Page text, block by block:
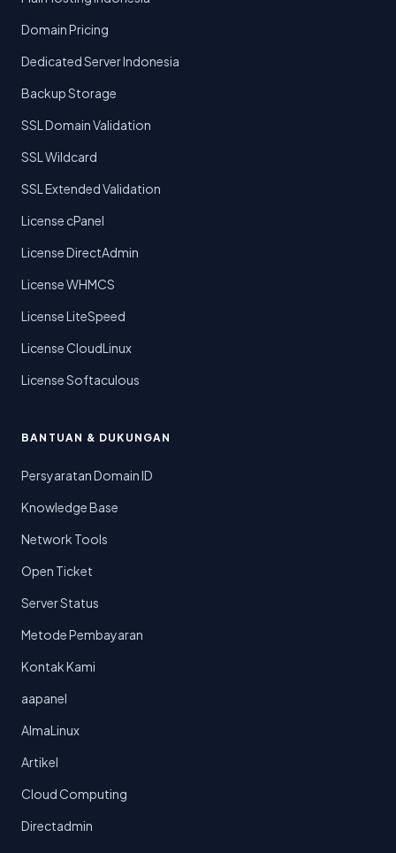
Domain Pricing
Dedicated Server Indonesia
Backup Storage
SSL Domain Validation
SSL Wildcard
SSL Extended Validation
License cPanel
License DirectAdmin
License WHMCS
License LiteSpeed
License CloudLinux
License Softaculous
BANTUAN & DUKUNGAN
Persyaratan Domain ID
Knowledge Base
Network Tools
Open Ticket
Server Status
Metode Pembayaran
Kontak Kami
aapanel
AlmaLinux
Artikel
Cloud Computing
Directadmin